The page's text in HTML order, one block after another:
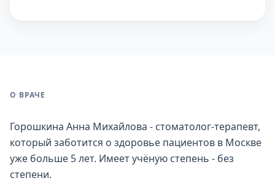
О ВРАЧЕ
Горошкина Анна Михайлова - стоматолог-терапевт,
который заботится о здоровье пациентов в Москве
уже больше 5 лет. Имеет учёную степень - без
степени.